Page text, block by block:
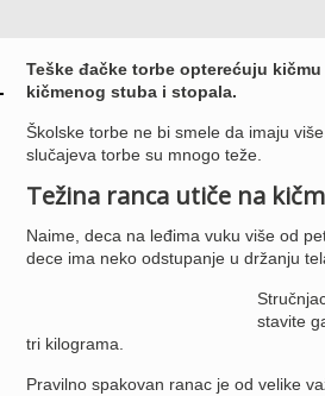
Teške đačke torbe opterećuju
kičmenog stuba i stopala.
Školske torbe ne bi smele da imaju
slučajeva torbe su mnogo teže.
Težina ranca utiče na
Naime, deca na leđima vuku više od
dece ima neko odstupanje u držanju
stavite
tri kilograma.
Pravilno spakovan ranac je od velike